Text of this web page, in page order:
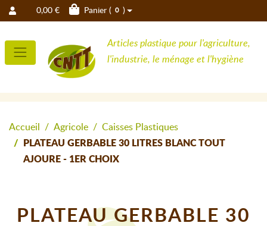
0,00 € Panier ( 0 )
Articles plastique pour l'agriculture,
l'industrie, le ménage et l'hygiène
Accueil Agricole
Caisses Plastiques
PLATEAU GERBABLE 30 LITRES BLANC TOUT
AJOURE - 1ER CHOIX
PLATEAU GERBABLE 30